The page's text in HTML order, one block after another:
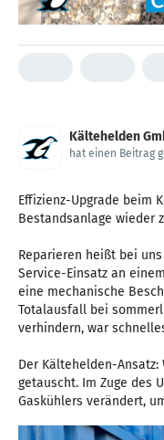
Kältehelden
hat einen Beitrag
Effizienz-Upgrade beim
Bestandsanlage wieder
Reparieren heißt bei
Service-Einsatz an
eine mechanische
Totalausfall bei
verhindern, war
Der Kältehelden-
getauscht. Im Zuge des
Gaskühlers verändert,